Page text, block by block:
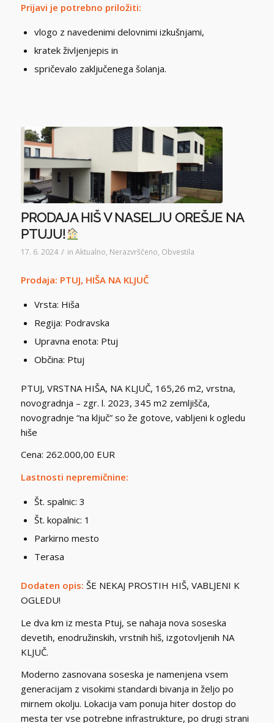
Prijavi je potrebno priložiti:
vlogo z navedenimi delovnimi izkušnjami,
kratek življenjepis in
spričevalo zaključenega šolanja.
PRODAJA HIŠ V NASELJU OREŠJE NA
PTUJU!
17. 6. 2024 / in Aktualno, Nerazvrščeno, Obvestila
Prodaja: PTUJ, HIŠA NA KLJUČ
Vrsta: Hiša
Regija: Podravska
Upravna enota: Ptuj
Občina: Ptuj
PTUJ, VRSTNA HIŠA, NA KLJUČ, 165,26 m2, vrstna,
novogradnja – zgr. l. 2023, 345 m2 zemljišča,
novogradnje “na ključ” so že gotove, vabljeni k ogledu
hiše
Cena: 262.000,00 EUR
Lastnosti nepremičnine:
Št. spalnic: 3
Št. kopalnic: 1
Parkirno mesto
Terasa
Dodaten opis: ŠE NEKAJ PROSTIH HIŠ, VABLJENI K
OGLEDU!
Le dva km iz mesta Ptuj, se nahaja nova soseska
devetih, enodružinskih, vrstnih hiš, izgotovljenih NA
KLJUČ.
Moderno zasnovana soseska je namenjena vsem
generacijam z visokimi standardi bivanja in željo po
mirnem okolju. Lokacija vam ponuja hiter dostop do
mesta ter vse potrebne infrastrukture, po drugi strani